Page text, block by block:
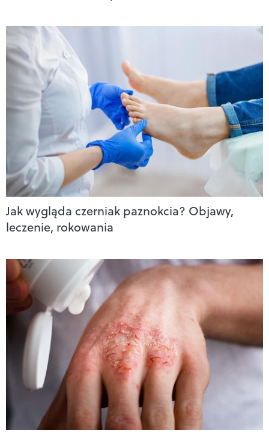
Jak wygląda czerniak paznokcia? Objawy,
leczenie, rokowania